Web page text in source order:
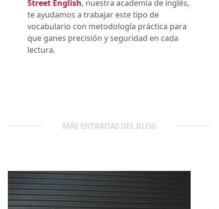
Street English, nuestra academia de inglés,
te ayudamos a trabajar este tipo de
vocabulario con metodología práctica para
que ganes precisión y seguridad en cada
lectura.
MÁS ENTRADAS DEL BLOG